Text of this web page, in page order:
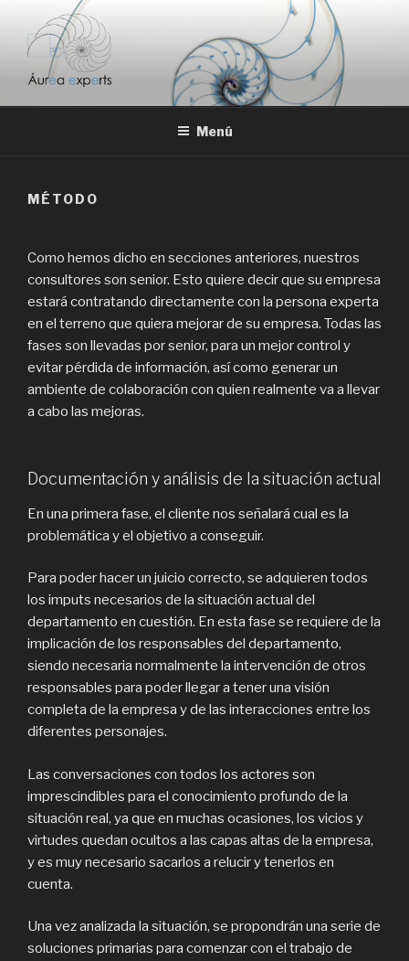
contenido
ÁUREA EXPERTS
Análisis, consultoría y acompañamiento empresarial
Menú
MÉTODO
Como hemos dicho en secciones anteriores, nuestros
consultores son senior. Esto quiere decir que su empresa
estará contratando directamente con la persona experta
en el terreno que quiera mejorar de su empresa. Todas las
fases son llevadas por senior, para un mejor control y
evitar pérdida de información, así como generar un
ambiente de colaboración con quien realmente va a llevar
a cabo las mejoras.
Documentación y análisis de la situación actual
En una primera fase, el cliente nos señalará cual es la
problemática y el objetivo a conseguir.
Para poder hacer un juicio correcto, se adquieren todos
los imputs necesarios de la situación actual del
departamento en cuestión. En esta fase se requiere de la
implicación de los responsables del departamento,
siendo necesaria normalmente la intervención de otros
responsables para poder llegar a tener una visión
completa de la empresa y de las interacciones entre los
diferentes personajes.
Las conversaciones con todos los actores son
imprescindibles para el conocimiento profundo de la
situación real, ya que en muchas ocasiones, los vicios y
virtudes quedan ocultos a las capas altas de la empresa,
y es muy necesario sacarlos a relucir y tenerlos en
cuenta.
Una vez analizada la situación, se propondrán una serie de
soluciones primarias para comenzar con el trabajo de